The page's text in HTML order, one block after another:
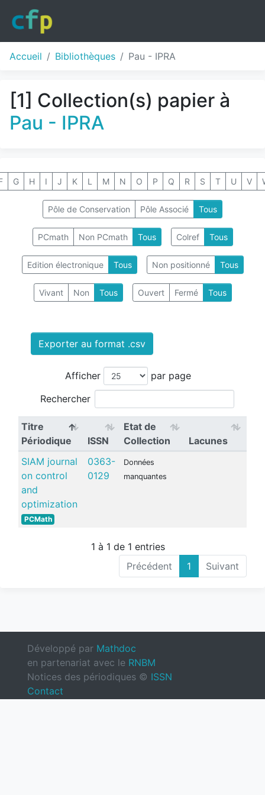
Accueil Bibliothèques Pau - IPRA
[1] Collection(s) papier à
Pau - IPRA
G H I J K L M N O P Q R S T U V
Pôle de Conservation Pôle Associé Tous
PCmath Non PCmath Tous Colref Tous
Edition électronique Tous Non positionné Tous
Vivant Non Tous Ouvert Fermé Tous
Exporter au format .csv
Afficher
par page
Rechercher
Titre
Périodique
ISSN
Etat de
Collection
Lacunes
SIAM journal
on control
and
optimization
PCMath
0363-
0129
Données
manquantes
1 à 1 de 1 entries
Précédent
1 Suivant
Développé par Mathdoc
en partenariat avec le RNBM
Notices des périodiques © ISSN
Contact